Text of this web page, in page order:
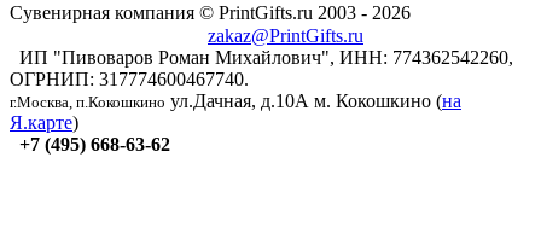
Сувенирная компания © PrintGifts.ru 2003 - 2026
zakaz@PrintGifts.ru
ИП "Пивоваров Роман Михайлович", ИНН: 774362542260,
ОГРНИП: 317774600467740.
г.Москва, п.Кокошкино ул.Дачная, д.10А м. Кокошкино (на
Я.карте)
+7 (495) 668-63-62